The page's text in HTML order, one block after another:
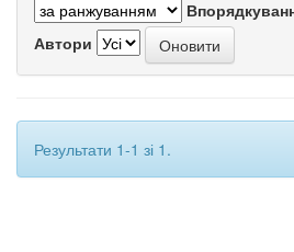
Автори
Результати 1-1 зі 1.